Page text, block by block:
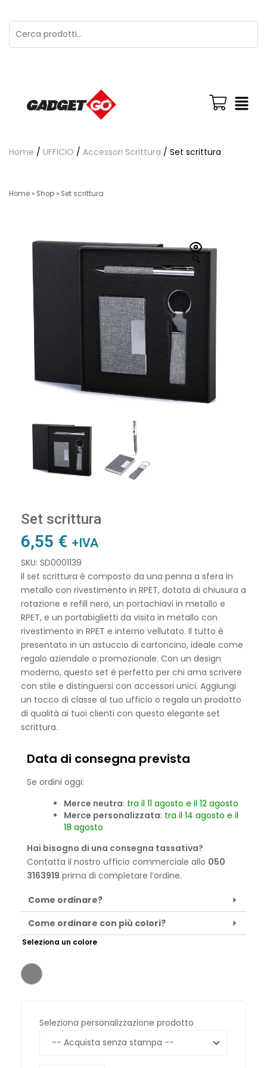
Home / UFFICIO / Accessori Scrittura / Set scrittura
Home » Shop » Set scrittura
🔍
Set scrittura
6,55 € +IVA
SKU: SD0001139
Il set scrittura è composto da una penna a sfera in
metallo con rivestimento in RPET, dotata di chiusura a
rotazione e refill nero, un portachiavi in metallo e
RPET, e un portabiglietti da visita in metallo con
rivestimento in RPET e interno vellutato. Il tutto è
presentato in un astuccio di cartoncino, ideale come
regalo aziendale o promozionale. Con un design
moderno, questo set è perfetto per chi ama scrivere
con stile e distinguersi con accessori unici. Aggiungi
un tocco di classe al tuo ufficio o regala un prodotto
di qualità ai tuoi clienti con questo elegante set
scrittura.
Data di consegna prevista
Se ordini oggi:
Merce neutra: tra il 11 agosto e il 12 agosto
Merce personalizzata: tra il 14 agosto e il
18 agosto
Hai bisogno di una consegna tassativa?
Contatta il nostro ufficio commerciale allo 050
3163919 prima di completare l’ordine.
Come ordinare?
Come ordinare con più colori?
Seleziona un colore
Seleziona personalizzazione prodotto